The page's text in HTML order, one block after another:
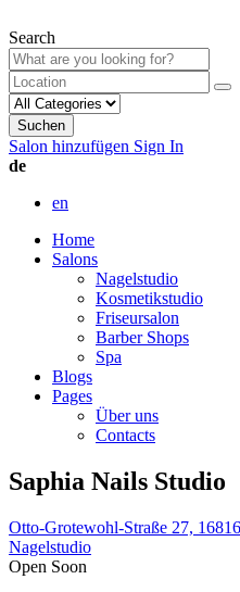
Search
Suchen
Salon hinzufügen Sign In
de
en
Home
Salons
Nagelstudio
Kosmetikstudio
Friseursalon
Barber Shops
Spa
Blogs
Pages
Über uns
Contacts
Saphia Nails Studio
Otto-Grotewohl-Straße 27,
Nagelstudio
Open Soon